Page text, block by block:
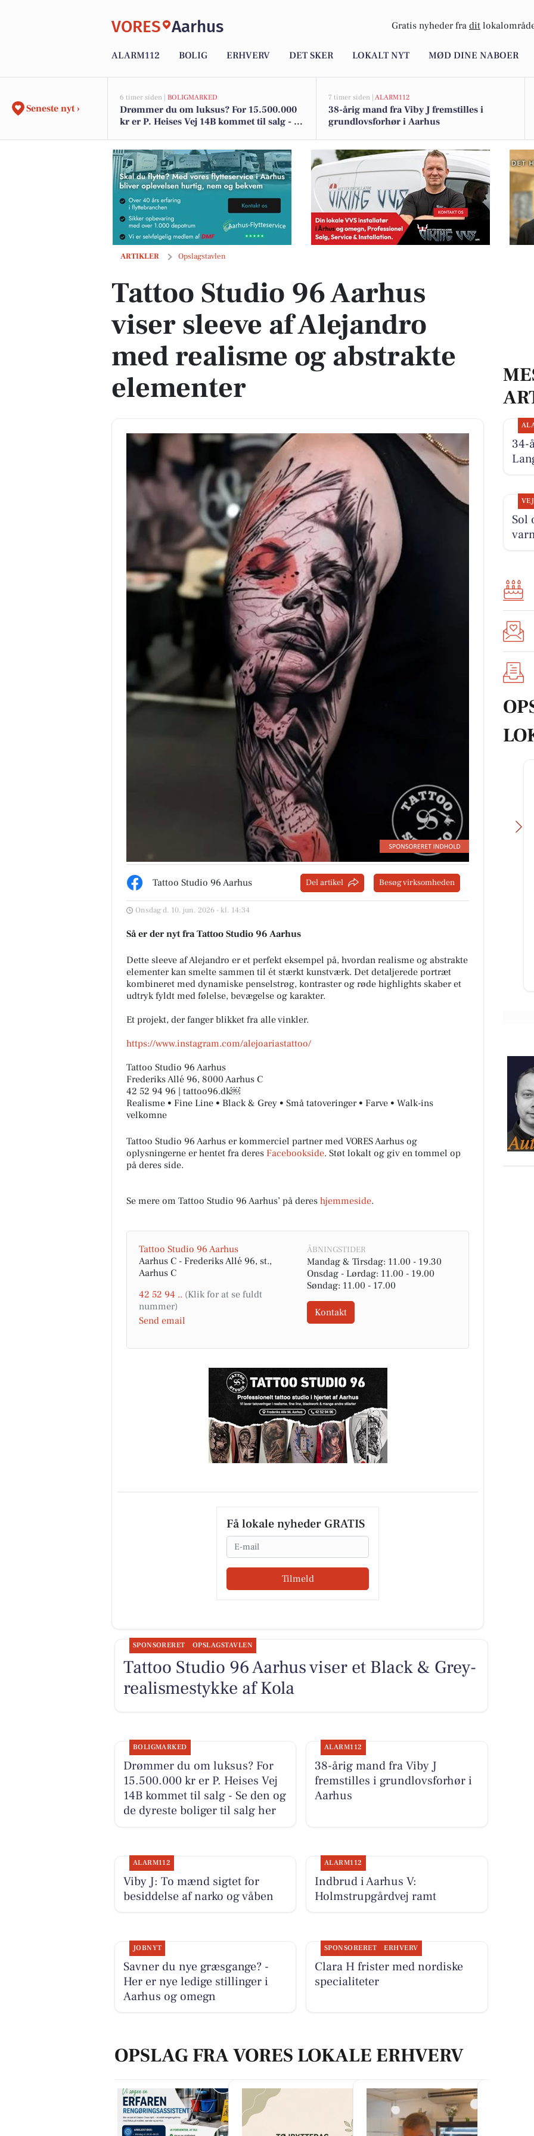
VORES Aarhus Gratis nyheder fra dit
ALARM112 BOLIG ERHVERV DET SKER LOKALT NYT MØD DINE NABOER
Seneste nyt ›
6 timer siden | BOLIGMARKED
Drømmer du om luksus? For 15.500.000
kr er P. Heises Vej 14B kommet til salg - Se
7 timer siden | ALARM112
38-årig mand fra Viby J fremstilles i
grundlovsforhør i Aarhus
ARTIKLER Opslagstavlen
Tattoo Studio 96 Aarhus viser sleeve af Alejandro med realisme og abstrakte elementer
Tattoo Studio 96 Aarhus
viser sleeve af Alejandro
med realisme og abstrakte
elementer
Tattoo Studio 96 Aarhus Del artikel Besøg virksomheden
Onsdag d. 10. jun. 2026 - kl. 14:34
Så er der nyt fra Tattoo Studio 96 Aarhus
Dette sleeve af Alejandro er et perfekt eksempel på, hvordan realisme og abstrakte
elementer kan smelte sammen til ét stærkt kunstværk. Det detaljerede portræt
kombineret med dynamiske penselstrøg, kontraster og røde highlights skaber et
udtryk fyldt med følelse, bevægelse og karakter.
Et projekt, der fanger blikket fra alle vinkler.
https://www.instagram.com/alejoariastattoo/
Tattoo Studio 96 Aarhus
Frederiks Allé 96, 8000 Aarhus C
42 52 94 96 | tattoo96.dk￼
Realisme • Fine Line • Black & Grey • Små tatoveringer • Farve • Walk-ins
velkomne
Tattoo Studio 96 Aarhus er kommerciel partner med VORES Aarhus og
oplysningerne er hentet fra deres Facebookside. Støt lokalt og giv en tommel op
på deres side.
Se mere om Tattoo Studio 96 Aarhus’ på deres hjemmeside.
Tattoo Studio 96 Aarhus
Aarhus C - Frederiks Allé 96, st.,
Aarhus C
42 52 94 ..
Send email
ÅBNINGSTIDER
Mandag & Tirsdag: 11.00 - 19.30
Onsdag - Lørdag: 11.00 - 19.00
Søndag: 11.00 - 17.00
Kontakt
Få lokale nyheder GRATIS
Email
Tilmeld
34-
Sol
Fairpaint ApS
FARVEHANDEL I VEJLE - DET
efter et bæredygtigt alternativ
Fairpaint det...
Åbn opslaget
Classic Clean
Åbn opslaget
SPONSORERET OPSLAGSTAVLEN
Tattoo Studio 96 Aarhus viser et Black & Grey-
realismestykke af Kola
BOLIGMARKED
Drømmer du om luksus? For
15.500.000 kr er P. Heises Vej
14B kommet til salg - Se den og
de dyreste boliger til salg her
ALARM112
38-årig mand fra Viby J
fremstilles i grundlovsforhør i
Aarhus
ALARM112
Viby J: To mænd sigtet for
besiddelse af narko og våben
ALARM112
Indbrud i Aarhus V:
Holmstrupgårdvej ramt
JOBNYT
Savner du nye græsgange? -
Her er nye ledige stillinger i
Aarhus og omegn
SPONSORERET ERHVERV
Clara H frister med nordiske
specialiteter
OPSLAG FRA VORES LOKALE ERHVERV